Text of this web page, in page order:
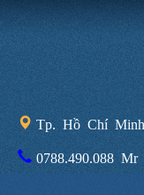
Tp. Hồ Chí Minh
0788.490.088 Mr